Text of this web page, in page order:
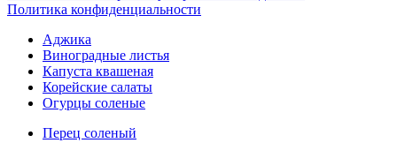
Политика конфиденциальности
Аджика
Виноградные листья
Капуста квашеная
Корейские салаты
Огурцы соленые
Перец соленый